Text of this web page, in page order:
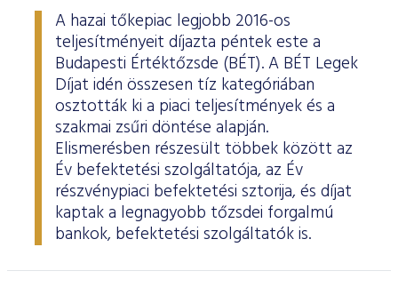
A hazai tőkepiac legjobb 2016-os
teljesítményeit díjazta péntek este a
Budapesti Értéktőzsde (BÉT). A BÉT Legek
Díjat idén összesen tíz kategóriában
osztották ki a piaci teljesítmények és a
szakmai zsűri döntése alapján.
Elismerésben részesült többek között az
Év befektetési szolgáltatója, az Év
részvénypiaci befektetési sztorija, és díjat
kaptak a legnagyobb tőzsdei forgalmú
bankok, befektetési szolgáltatók is.